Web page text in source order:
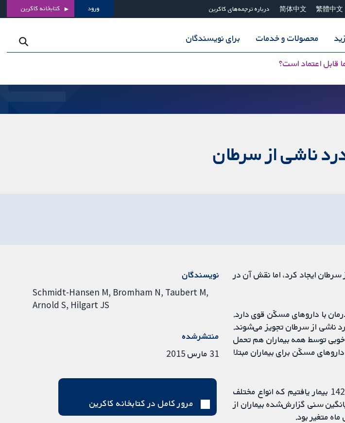
繁體中文
简体中文 درباره ترجمه‌های کاکرین ورود کتابخانه کاکرین
قابل اعتماد است؟
محصولات و خدمات برای نویسندگان
درد ناشی از سرطان
سرطان ایجاد کرد، اما نقش آن در
با داروهای مسکّن قوی دارد.
ناشی از سرطان تجویز می‌شوند.
توسط همه بیماران هم تحمل
مسکّن برای بیماران مبتلا
متون علمی را در 20 ژانویه 2015 جست‌وجو کرده و 19 مطالعه مرتبط را با مجموع 1421 بیمار یافتیم که انواع مختلف
سنی گزارش‌شده بیماران از
نویسندگان
Schmidt-Hansen M Bromham N Taubert M
Arnold S Hilgart JS
منتشرشده
31 مارس 2015
مرور کامل در کتابخانه کاکرین